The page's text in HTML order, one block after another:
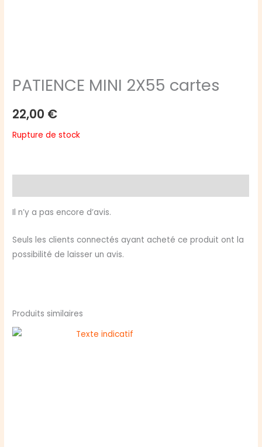
PATIENCE MINI 2X55 cartes
22,00 €
Rupture de stock
Il n’y a pas encore d’avis.
Seuls les clients connectés ayant acheté ce produit ont la
possibilité de laisser un avis.
Produits similaires